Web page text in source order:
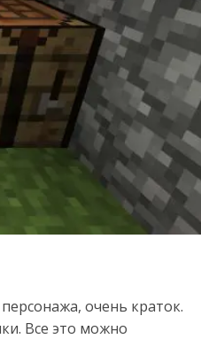
очень краток.
Все это можно